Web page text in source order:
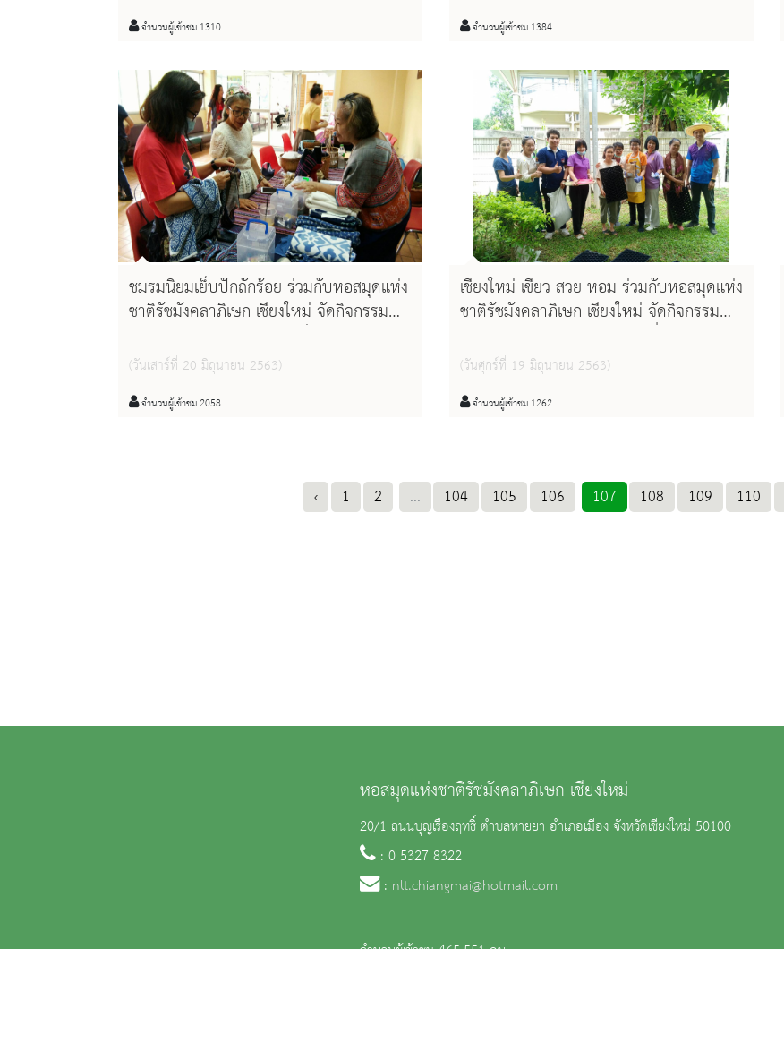
จำนวนผู้เข้าชม 1310 จำนวนผู้เข้าชม 1384
ชมรมนิยมเย็บปักถักร้อย ร่วมกับหอสมุดแห่ง
ชาติรัชมังคลาภิเษก เชียงใหม่ จัดกิจกรรม
ต่างๆ
(วันเสาร์ที่ 20 มิถุนายน 2563)
จำนวนผู้เข้าชม 2058
เชียงใหม่ เขียว สวย หอม ร่วมกับหอสมุดแห่ง
ชาติรัชมังคลาภิเษก เชียงใหม่ จัดกิจกรรม
สุขภาพ "แปลง ปลูก ปัน"
(วันศุกร์ที่ 19 มิถุนายน 2563)
จำนวนผู้เข้าชม 1262
‹ 1 2 ... 104 105 106 107 108 109 110
หอสมุดแห่งชาติรัชมังคลาภิเษก เชียงใหม่
20/1 ถนนบุญเรืองฤทธิ์ ตำบลหายยา อำเภอเมือง จังหวัดเชียงใหม่ 50100
: 0 5327 8322
: nlt.chiangmai@hotmail.com
จำนวนผู้เข้าชม 465,551 คน